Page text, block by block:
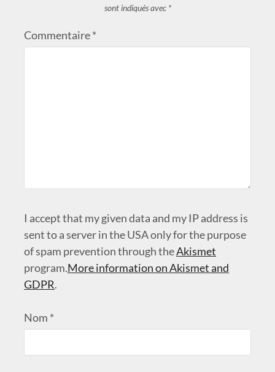
sont indiqués avec *
Commentaire*
I accept that my given data and my IP address is
sent to a server in the USA only for the purpose
of spam prevention through theAkismet
program.More information on Akismet and
GDPR.
Nom *